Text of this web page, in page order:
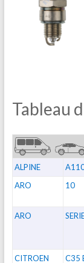
Tableau
ALPINE
ARO 10
ARO
CITROEN C35